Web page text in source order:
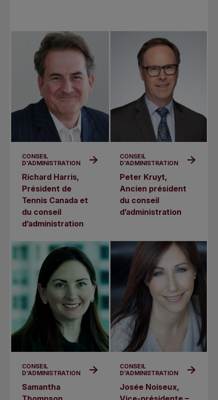
CONSEIL
D'ADMINISTRATION
Richard Harris,
Président de
Tennis Canada et
du conseil
d’administration
CONSEIL
D'ADMINISTRATION
Peter Kruyt,
Ancien président
du conseil
d’administration
CONSEIL
D'ADMINISTRATION
Samantha
CONSEIL
D'ADMINISTRATION
Josée Noiseux,